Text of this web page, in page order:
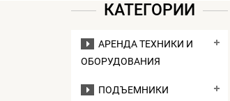
КАТЕГОРИИ
АРЕНДА ТЕХНИКИ И
ОБОРУДОВАНИЯ
ПОДЪЕМНИКИ